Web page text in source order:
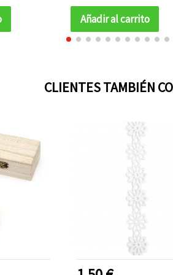
Añadir al carrito
CLIENTES TAMBIÉN